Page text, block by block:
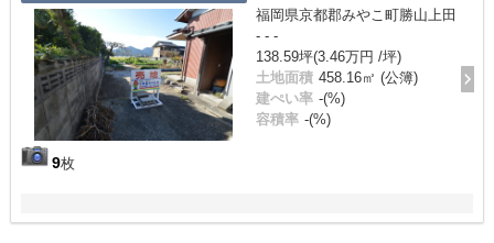
9枚
福岡県京都郡みやこ町勝山上田
- - -
138.59坪(3.46万円 /坪)
土地面積 458.16㎡ (公簿)
建ぺい率 -(%)
容積率 -(%)